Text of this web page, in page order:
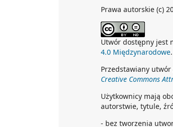
Prawa autorskie (c)
Utwór dostępny jest
4.0 Międzynarodowe.
Przedstawiany
Creative Commons
Użytkownicy mają
autorstwie, tytule,
- bez tworzenia